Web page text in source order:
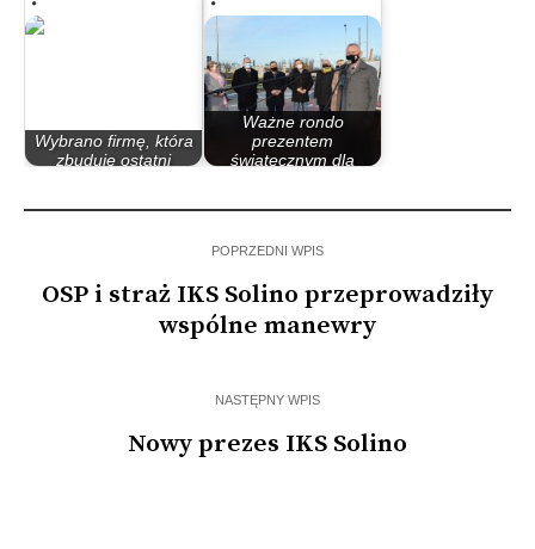
Wybrano firmę, która
zbuduje ostatni
Ważne rondo
prezentem
świątecznym dla
POPRZEDNI WPIS
OSP i straż IKS Solino przeprowadziły
wspólne manewry
NASTĘPNY WPIS
Nowy prezes IKS Solino